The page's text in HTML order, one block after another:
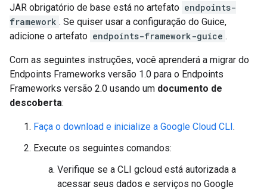
JAR obrigatório de base está no artefato endpoints-
framework . Se quiser usar a configuração do Guice,
adicione o artefato endpoints-framework-guice .
Com as seguintes instruções, você aprenderá a migrar do
Endpoints Frameworks versão 1.0 para o Endpoints
Frameworks versão 2.0 usando um documento de
descoberta:
Faça o download e inicialize a Google Cloud CLI.
Execute os seguintes comandos:
Verifique se a CLI gcloud está autorizada a
acessar seus dados e serviços no Google